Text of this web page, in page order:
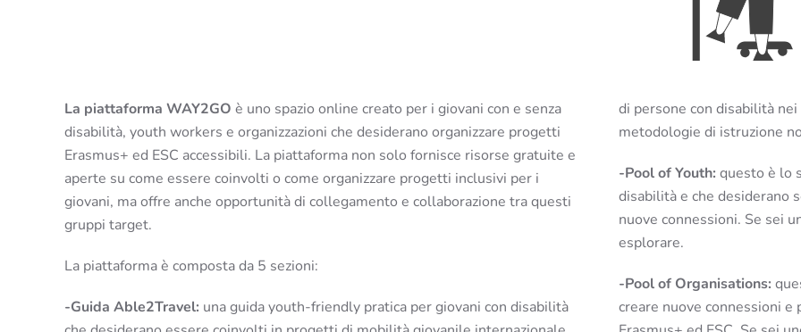
La piattaforma WAY2GO è uno spazio online creato per i giovani con e senza
disabilità, youth workers e organizzazioni che desiderano organizzare progetti
Erasmus+ ed ESC accessibili. La piattaforma non solo fornisce risorse gratuite e
aperte su come essere coinvolti o come organizzare progetti inclusivi per i
giovani, ma offre anche opportunità di collegamento e collaborazione tra questi
gruppi target.
La piattaforma è composta da 5 sezioni:
-Guida Able2Travel: una guida youth-friendly pratica per giovani con disabilità
di persone con disabilità
metodologie di istruzione
-Pool of Youth: questo è lo
disabilità e che desiderano
nuove connessioni. Se sei
esplorare.
-Pool of Organisations:
creare nuove connessioni